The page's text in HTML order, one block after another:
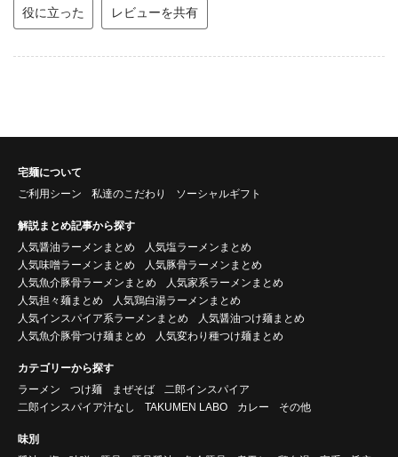
役に立った レビューを共有
宅麺について
ご利用シーン
私達のこだわり ソーシャルギフト
解説まとめ記事から探す
人気醤油ラーメンまとめ
人気塩ラーメンまとめ
人気味噌ラーメンまとめ
人気豚骨ラーメンまとめ
人気魚介豚骨ラーメンまとめ
人気家系ラーメンまとめ
人気担々麺まとめ
人気鶏白湯ラーメンまとめ
人気インスパイア系ラーメンまとめ
人気醤油つけ麺まとめ
人気魚介豚骨つけ麺まとめ
人気変わり種つけ麺まとめ
カテゴリーから探す
ラーメン
つけ麺 まぜそば
二郎インスパイア
二郎インスパイア汁なし
TAKUMEN LABO カレー その他
味別